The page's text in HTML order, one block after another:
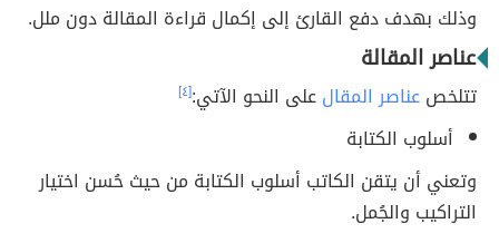
وذلك بهدف دفع القارئ إلى إكمال قراءة المقالة دون ملل.
عناصر المقالة
تتلخصعناصر المقالعلى النحو الآتي:[٤]
أسلوب الكتابة
وتعني أن يتقن الكاتب أسلوب الكتابة من حيث حُسن اختيار
التراكيب والجُمل.